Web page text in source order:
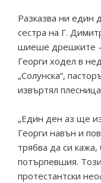
Разказва ни един
сестра на Г.
шиеше дрешките
Георги ходел в
„Солунска“,
извъртял
„Един ден аз ще
Георги навън и
трябва да си
потърпевшия.
протестантски